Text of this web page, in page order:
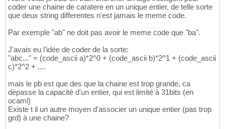
coder une chaine de caratere en un unique entier, de telle sorte
que deux string differentes n'est jamais le meme code.
Par exemple "ab" ne doit pas avoir le meme code que "ba".
J'avais eu l'idée de coder de la sorte:
"abc..." = (code_ascii a)*2^0 + (code_ascii b)*2^1 + (code_ascii
c)*2^2 + ....
mais le pb est que des que la chaine est trop grande, ca
dépasse la capacité d'un entier, qui est limité à 31bits (en
ocaml)
Existe t il un autre moyen d'associer un unique entier (pas trop
grd) à une chaine?